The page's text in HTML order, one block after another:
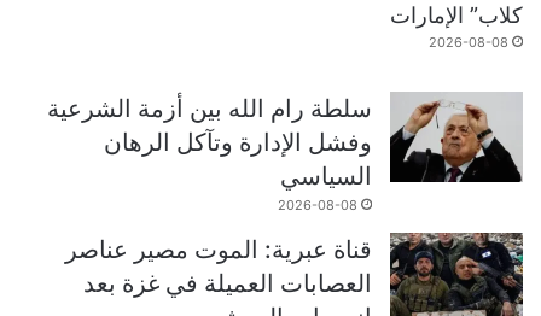
كلاب” الإمارات
2026-08-08
سلطة رام الله بين أزمة الشرعية
وفشل الإدارة وتآكل الرهان
السياسي
2026-08-08
قناة عبرية: الموت مصير عناصر
العصابات العميلة في غزة بعد